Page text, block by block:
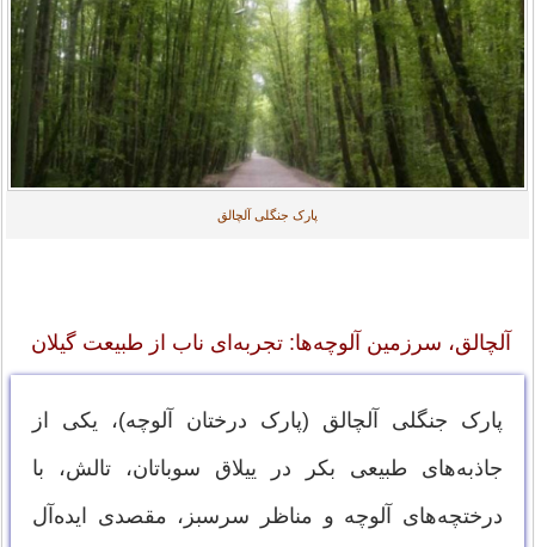
پارک جنگلی آلچالق
آلچالق، سرزمین آلوچه‌ها: تجربه‌ای ناب از طبیعت گیلان
پارک جنگلی آلچالق (پارک درختان آلوچه)، یکی از
جاذبه‌های طبیعی بکر در ییلاق سوباتان، تالش، با
درختچه‌های آلوچه و مناظر سرسبز، مقصدی ایده‌آل